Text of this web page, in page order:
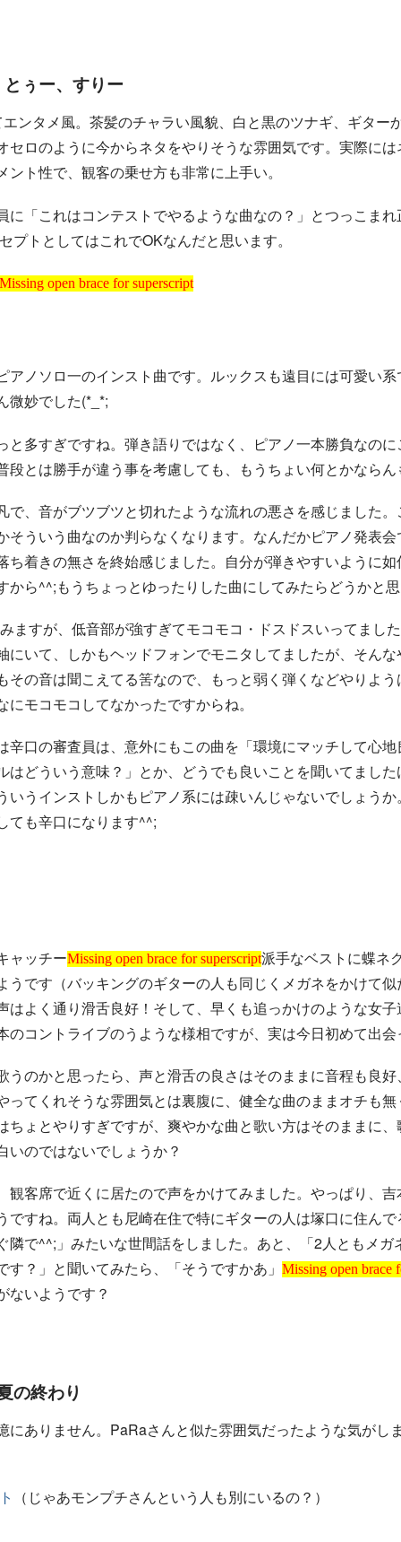
ぅー、すりー
ンタメ風。茶髪のチャラい風貌、白と黒のツナギ、ギター
セロのように今からネタをやりそうな雰囲気です。実際に
ト性で、観客の乗せ方も非常に上手い。
に「これはコンテストでやるような曲なの？」とつっこま
プトとしてはこれでOKなんだと思います。
open brace for superscript
アノソロ一のインスト曲です。ルックスも遠目には可愛い
微妙でした(*_*;
と多すぎですね。弾き語りではなく、ピアノ一本勝負なの
段とは勝手が違う事を考慮しても、もうちょい何とかなら
で、音がブツブツと切れたような流れの悪さを感じました
そういう曲なのか判らなくなります。なんだかピアノ発表
ち着きの無さを終始感じました。自分が弾きやすいように
から^^;もうちょっとゆったりした曲にしてみたらどうかと
ますが、低音部が強すぎてモコモコ・ドスドスいってまし
にいて、しかもヘッドフォンでモニタしてましたが、そん
その音は聞こえてる筈なので、もっと弱く弾くなどやりよ
モコモコしてなかったですからね。
辛口の審査員は、意外にもこの曲を「環境にマッチして心
はどういう意味？」とか、どうでも良いことを聞いてまし
いうインスト
し か も ピ ア ノ 系
し かもピ ア
ノ 系
には疎いんじゃないでしょう
ても辛口になります^^;
ャッチー Missing open brace for superscript派手なベストに蝶ネ
うです（バッキングのギターの人も同じくメガネをかけて
はよく通り滑舌良好！そして、早くも追っかけのような女
のコントライブのうような様相ですが、実は今日初めて出
うのかと思ったら、声と滑舌の良さはそのままに音程も良
ってくれそうな雰囲気とは裏腹に、健全な曲のままオチも
ちょとやりすぎですが、爽やかな曲と歌い方はそのままに
いのではないでしょうか？
観客席で近くに居たので声をかけてみました。やっぱり、
ですね。両人とも尼崎在住で特にギターの人は塚口に住ん
隣で^^;」みたいな世間話をしました。あと、「2人ともメガ
？」と聞いてみたら、「そうですかあ」
Missing open brace
Missing open brace for superscript
ないようです？
の終わり
にありません。PaRaさんと似た雰囲気だったような気がし
（じゃあモンプチさんという人も別にいるの？）